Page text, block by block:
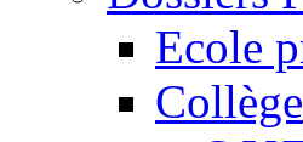
Ecole
Collège